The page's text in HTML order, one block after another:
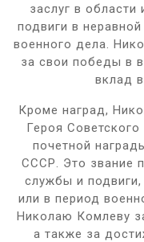
заслуг в области
подвиги в
военного дела.
за свои победы в
вклад
Кроме наград,
Героя
почетной
СССР. Это звание
службы и
или в период
Николаю Комлеву
а также за